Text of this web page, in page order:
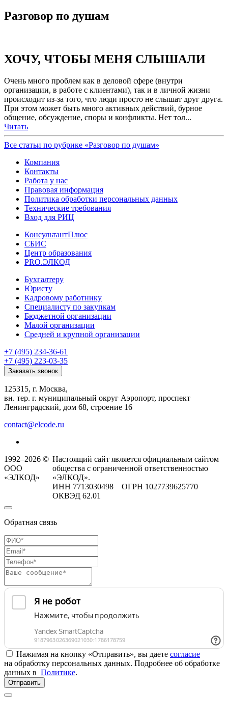
Разговор по душам
ХОЧУ, ЧТОБЫ МЕНЯ СЛЫШАЛИ
Очень много проблем как в деловой сфере (внутри
организации, в работе с клиентами), так и в личной жизни
происходит из-за того, что люди просто не слышат друг друга.
При этом может быть много активных действий, бурное
общение, обсуждение, споры и конфликты. Нет тол...
Читать
Все статьи по рубрике «Разговор по душам»
Компания
Контакты
Работа у нас
Правовая информация
Политика обработки персональных данных
Технические требования
Вход для РИЦ
КонсультантПлюс
СБИС
Центр образования
PRO.ЭЛКОД
Бухгалтеру
Юристу
Кадровому работнику
Специалисту по закупкам
Бюджетной организации
Малой организации
Средней и крупной организации
+7 (495) 234-36-61
+7 (495) 223-03-35
Заказать звонок
125315, г. Москва,
вн. тер. г. муниципальный округ Аэропорт, проспект
Ленинградский, дом 68, строение 16
contact@elcode.ru
1992–2026 ©
ООО
«ЭЛКОД»
Настоящий сайт является официальным сайтом
общества с ограниченной ответственностью
«ЭЛКОД».
ИНН 7713030498 ОГРН 1027739625770
ОКВЭД 62.01
Обратная связь
Нажимая на кнопку «Отправить», вы даете согласие
на обработку персональных данных. Подробнее об обработке
данных в Политике.
Отправить